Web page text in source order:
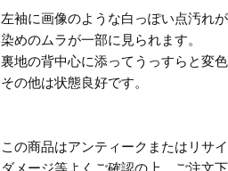
左袖に画像のような白っぽい点汚れ
染めのムラが一部に見られます。
裏地の背中心に添ってうっすらと変色
その他は状態良好です。
この商品はアンティークまたはリサイ
ダメージ等よくご確認の上、ご注文下